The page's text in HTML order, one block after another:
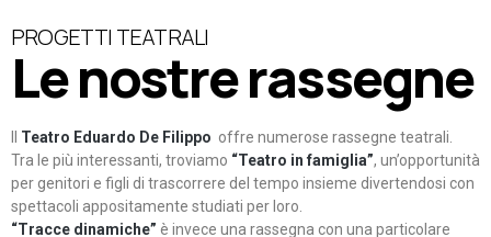
PROGETTI TEATRALI
Le nostre rassegne
Teatro Eduardo De Filippo offre numerose rassegne teatrali.
Tra le più interessanti, troviamo “Teatro in famiglia”, un’opportunità
per genitori e figli di trascorrere del tempo insieme divertendosi con
spettacoli appositamente studiati per loro.
“Tracce dinamiche” è invece una rassegna con una particolare